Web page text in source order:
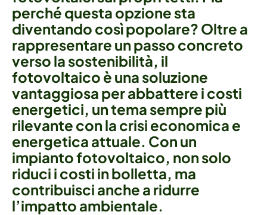
perché questa opzionesta
diventando cosìpopolare? Oltre a
rappresentare un passo concreto
verso lasostenibilità, il
fotovoltaico è unasoluzione
vantaggiosa perabbattere i costi
energetici, untemasempre più
rilevante con la crisi economica e
energetica attuale. Con un
impiantofotovoltaico, nonsolo
riduci i costi in bolletta, ma
contribuisci anche a ridurre
l’impatto ambientale.